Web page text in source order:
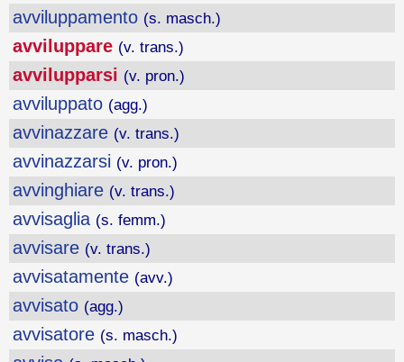
avviluppamento (s. masch.)
avviluppare (v. trans.)
avvilupparsi (v. pron.)
avviluppato (agg.)
avvinazzare (v. trans.)
avvinazzarsi (v. pron.)
avvinghiare (v. trans.)
avvisaglia (s. femm.)
avvisare (v. trans.)
avvisatamente (avv.)
avvisato (agg.)
avvisatore (s. masch.)